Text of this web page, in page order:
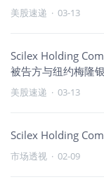
美股速递 · 03-13
Scilex Holding
被告方与纽约梅隆
美股速递 · 03-13
Scilex Holding
市场透视 · 02-09